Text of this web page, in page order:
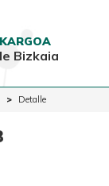
Bizkaia
Detalle